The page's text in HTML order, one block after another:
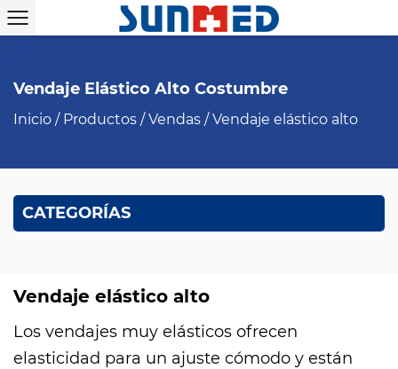
Vendaje Elástico Alto Costumbre
Inicio / Productos /Vendas /Vendaje elástico alto
CATEGORÍAS
Vendaje elástico alto
Los vendajes muy elásticos ofrecen
elasticidad para un ajuste cómodo y están